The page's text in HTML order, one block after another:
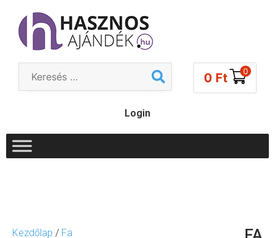
0 Ft 0
Login
Kezdőlap / Fa